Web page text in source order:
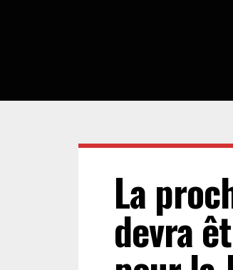
DROIT DES
DROIT DES MINEURS
La
devra